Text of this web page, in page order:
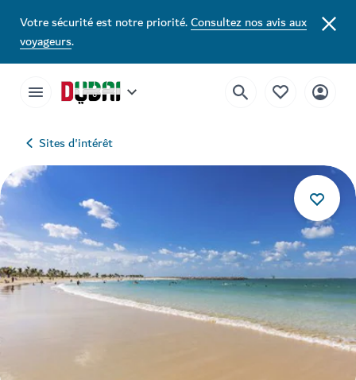
Votre sécurité est notre priorité.Consultez nos avis aux
voyageurs.
Sites d'intérêt